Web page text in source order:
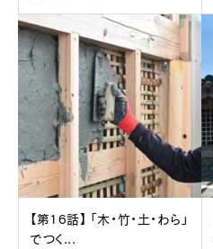
【第16話】 「木・竹・土・わら」
でつく...